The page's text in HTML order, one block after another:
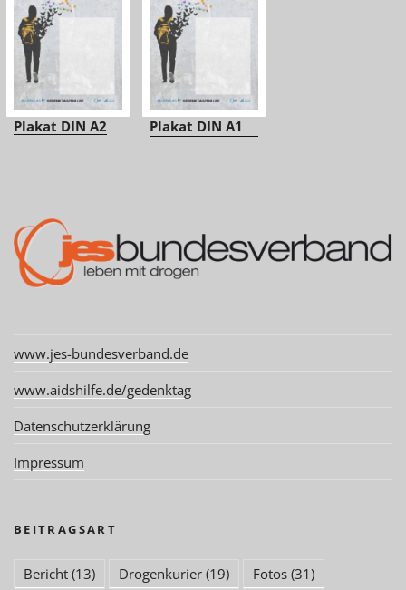
Plakat DIN A2 Plakat DIN A1
www.jes-bundesverband.de
www.aidshilfe.de/gedenktag
Datenschutzerklärung
Impressum
BEITRAGSART
Bericht (13) Drogenkurier (19) Fotos (31)